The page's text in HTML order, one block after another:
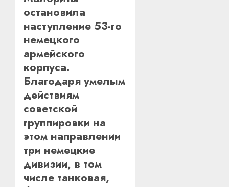
остановила
наступление 53-го
немецкого
армейского
корпуса.
Благодаря умелым
действиям
советской
группировки на
этом направлении
три немецкие
дивизии, в том
числе танковая,